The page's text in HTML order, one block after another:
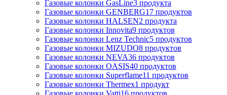
Газовые колонки GasLine3 продукта
Газовые колонки GENBERG17 продуктов
Газовые колонки HALSEN2 продукта
Газовые колонки Innovita9 продуктов
Газовые колонки Lenz Technic5 продуктов
Газовые колонки MIZUDO8 продуктов
Газовые колонки NEVA36 продуктов
Газовые колонки OASIS40 продуктов
Газовые колонки Superflame11 продуктов
Газовые колонки Thermex1 продукт